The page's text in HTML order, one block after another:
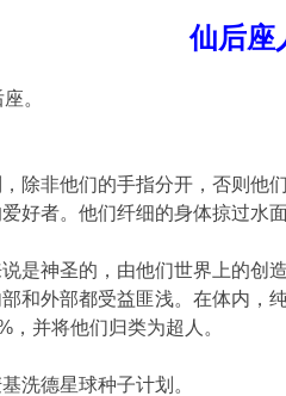
仙后座
。
除非他们的手指分开，否则
好者。他们纤细的身体掠过水
是神圣的，由他们世界上的
和外部都受益匪浅。在体内
并将他们归类为超人。
洗德星球种子计划。